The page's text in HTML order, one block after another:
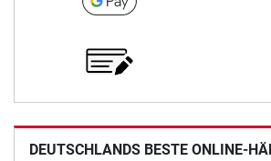
DEUTSCHLANDS BESTE ONLINE-